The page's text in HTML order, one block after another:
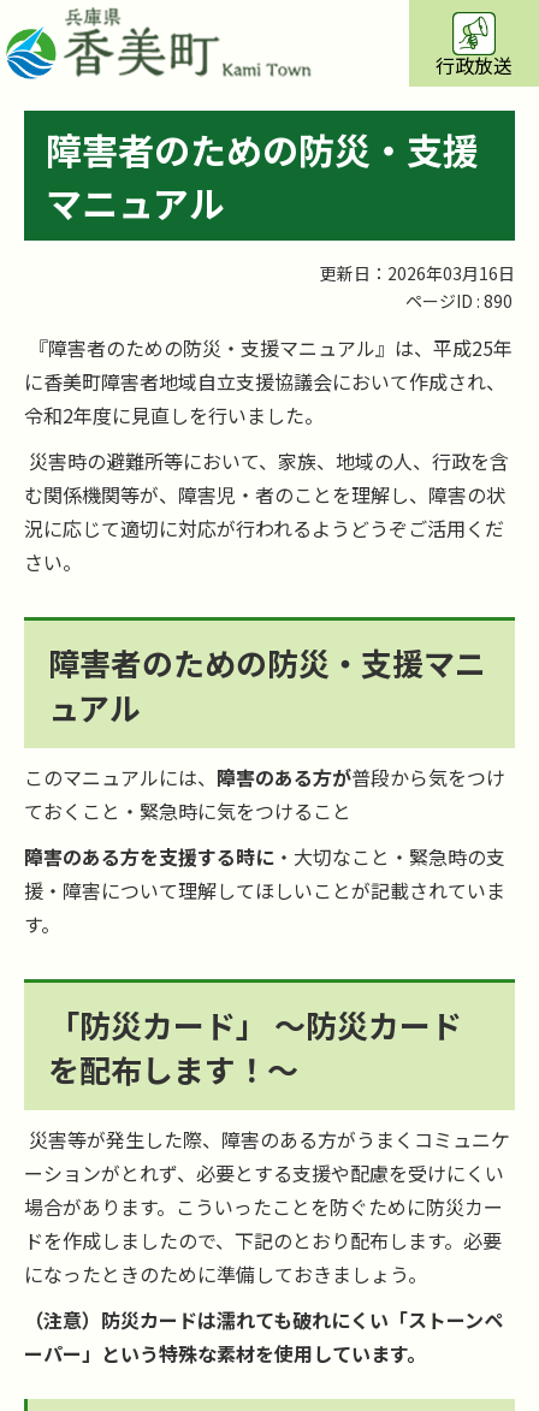
行政放送
障害者のための防災・支援
マニュアル
更新日：2026年03月16日
ページID : 890
『障害者のための防災・支援マニュアル』は、平成25年
に香美町障害者地域自立支援協議会において作成され、
令和2年度に見直しを行いました。
災害時の避難所等において、家族、地域の人、行政を含
む関係機関等が、障害児・者のことを理解し、障害の状
況に応じて適切に対応が行われるようどうぞご活用くだ
さい。
障害者のための防災・支援マニ
ュアル
このマニュアルには、 障害のある方が普段から気をつけ
ておくこと・緊急時に気をつけること
障害のある方を支援する時に ・大切なこと・緊急時の支
援・障害について理解してほしいことが記載されていま
す。
「防災カード」 ～防災カード
を配布します！～
災害等が発生した際、障害のある方がうまくコミュニケ
ーションがとれず、必要とする支援や配慮を受けにくい
場合があります。こういったことを防ぐために防災カー
ドを作成しましたので、下記のとおり配布します。必要
になったときのために準備しておきましょう。
（注意）防災カードは濡れても破れにくい「ストーンペ
ーパー」という特殊な素材を使用しています。